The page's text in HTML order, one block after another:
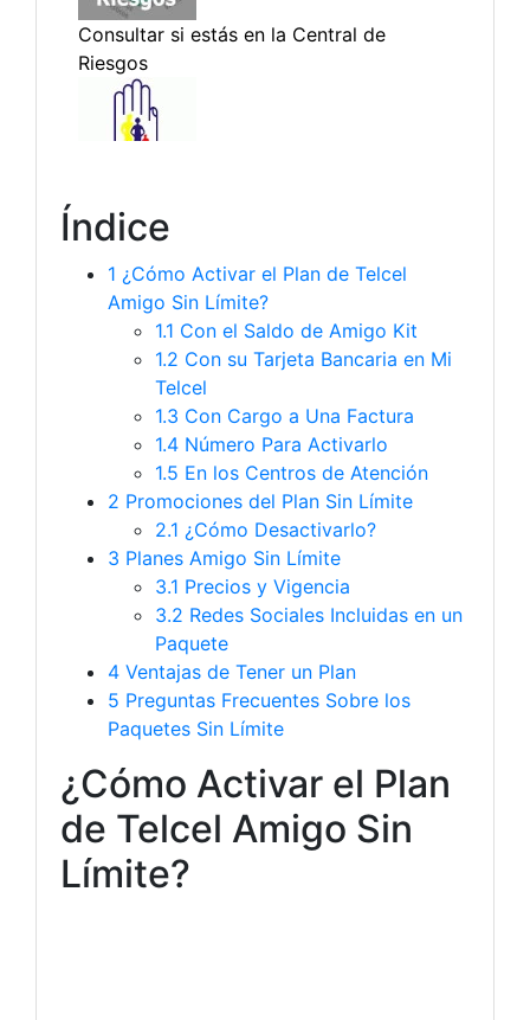
Índice
1 ¿Cómo Activar el Plan de Telcel
Amigo Sin Límite?
1.1 Con el Saldo de Amigo Kit
1.2 Con su Tarjeta Bancaria en Mi
Telcel
1.3 Con Cargo a Una Factura
1.4 Número Para Activarlo
1.5 En los Centros de Atención
2 Promociones del Plan Sin Límite
2.1 ¿Cómo Desactivarlo?
3 Planes Amigo Sin Límite
3.1 Precios y Vigencia
3.2 Redes Sociales Incluidas en un
Paquete
4 Ventajas de Tener un Plan
5 Preguntas Frecuentes Sobre los
Paquetes Sin Límite
¿Cómo Activar el Plan
de Telcel Amigo Sin
Límite?